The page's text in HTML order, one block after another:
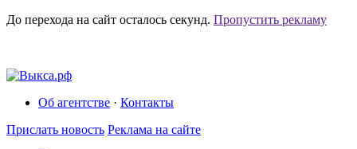
До перехода на сайт осталось секунд. Пропустить рекламу
Об агентстве · Контакты
Прислать новость Реклама на сайте